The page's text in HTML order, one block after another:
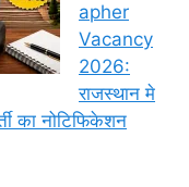
apher
Vacancy
2026:
राजस्थान मे
का नोटिफिकेशन